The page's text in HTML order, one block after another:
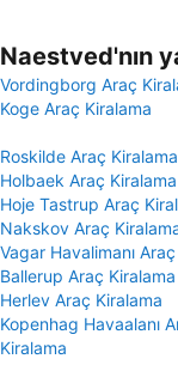
Naestved'nın
Vordingborg Araç
Koge Araç Kiralama
Roskilde Araç Kiralama
Holbaek Araç Kiralama
Hoje Tastrup Araç
Nakskov Araç
Vagar Havalimanı
Ballerup Araç Kiralama
Herlev Araç Kiralama
Kopenhag Havaalanı
Kiralama